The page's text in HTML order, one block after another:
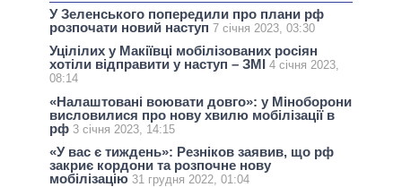
У Зеленського попередили про плани рф
розпочати новий наступ 7 січня 2023, 03:30
Уцілілих у Макіївці мобілізованих росіян
хотіли відправити у наступ – ЗМІ 4 січня 2023,
08:14
«Налаштовані воювати довго»: у Міноборони
висловилися про нову хвилю мобілізації в
рф 3 січня 2023, 14:15
«У вас є тиждень»: Резніков заявив, що рф
закриє кордони та розпочне нову
мобілізацію 31 грудня 2022, 01:04